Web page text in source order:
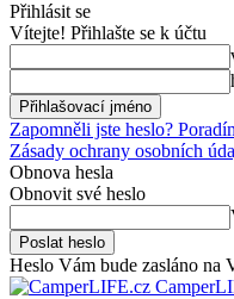
Přihlásit se
Vítejte! Přihlašte se k účtu
Zapomněli jste heslo?
Zásady ochrany osobních
Obnova hesla
Obnovit své heslo
Heslo Vám bude zasláno na